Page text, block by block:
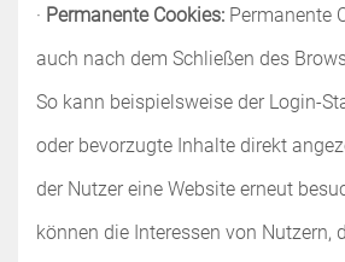
· Permanente Cookies: Permanente
auch nach dem Schließen des
So kann beispielsweise der Login-
oder bevorzugte Inhalte direkt
der Nutzer eine Website erneut
können die Interessen von Nutzern,